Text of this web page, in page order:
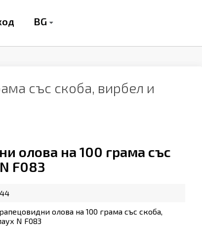
BG
със скоба, вирбел и
олова на 100 грама със
F083
олова на 100 грама със скоба,
N F083